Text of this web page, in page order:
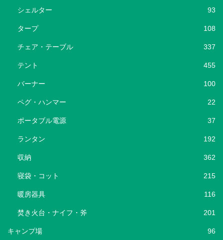
シェルター 93
タープ 108
チェア・テーブル 337
テント 455
バーナー 100
ペグ・ハンマー 22
ポータブル電源 37
ランタン 192
収納 362
寝袋・コット 215
暖房器具 116
焚き火台・ナイフ・斧 201
キャンプ場 96